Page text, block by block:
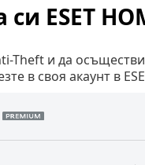
ESET
Theft и да
в своя акаунт в